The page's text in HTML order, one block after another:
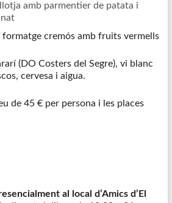
amb parmentier de patata i
cremós amb fruits vermells
(DO Costers del Segre), vi blanc
cervesa i aigua.
de 45 € per persona i les places
al local d’Amics d’El